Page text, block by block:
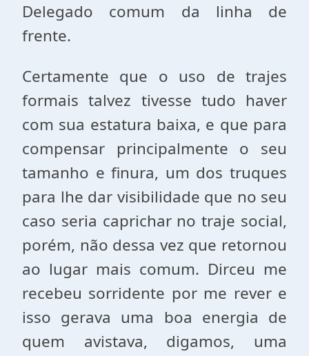
Delegado comum da linha de
frente.
Certamente que o uso de trajes
formais talvez tivesse tudo haver
com sua estatura baixa, e que para
compensar principalmente o seu
tamanho e finura, um dos truques
para lhe dar visibilidade que no seu
caso seria caprichar no traje social,
porém, não dessa vez que retornou
ao lugar mais comum. Dirceu me
recebeu sorridente por me rever e
isso gerava uma boa energia de
quem avistava, digamos, uma